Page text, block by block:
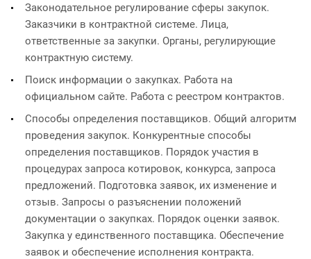
Законодательное регулирование сферы закупок.
Заказчики в контрактной системе. Лица,
ответственные за закупки. Органы, регулирующие
контрактную систему.
Поиск информации о закупках. Работа на
официальном сайте. Работа с реестром контрактов.
Способы определения поставщиков. Общий алгоритм
проведения закупок. Конкурентные способы
определения поставщиков. Порядок участия в
процедурах запроса котировок, конкурса, запроса
предложений. Подготовка заявок, их изменение и
отзыв. Запросы о разъяснении положений
документации о закупках. Порядок оценки заявок.
Закупка у единственного поставщика. Обеспечение
заявок и обеспечение исполнения контракта.